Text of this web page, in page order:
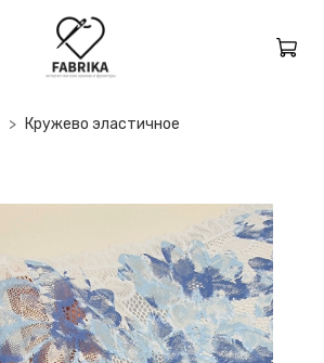
Кружево эластичное